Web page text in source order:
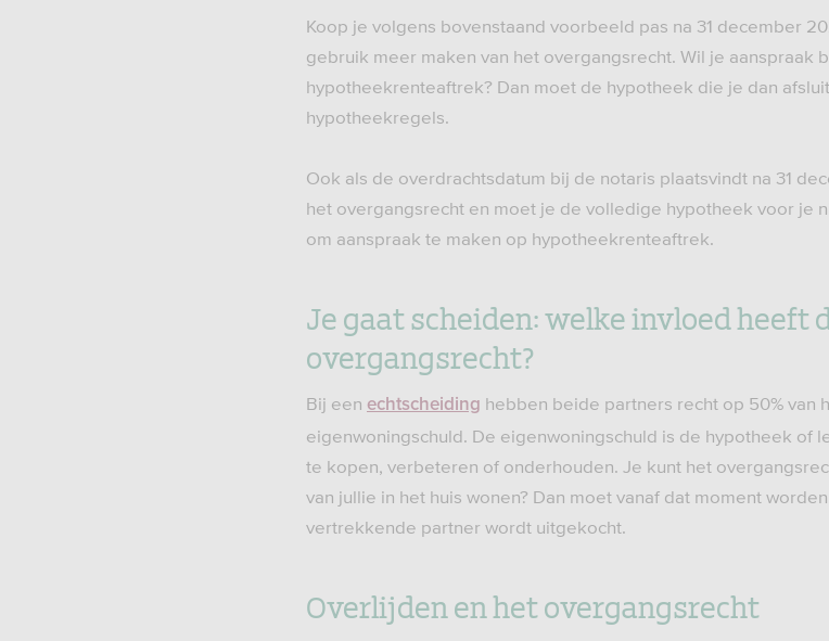
Koop je volgens bovenstaand voorbeeld pas na 31 december
gebruik meer maken van het overgangsrecht. Wil je aanspraak
hypotheekrenteaftrek? Dan moet de hypotheek die je dan
hypotheekregels.
Ook als de overdrachtsdatum bij de notaris plaatsvindt na 31
het overgangsrecht en moet je de volledige hypotheek voor je
om aanspraak te maken op hypotheekrenteaftrek.
Je gaat scheiden: welke invloed heeft
overgangsrecht?
Bij een echtscheiding hebben beide partners recht op 50% van
eigenwoningschuld. De eigenwoningschuld is de hypotheek of
te kopen, verbeteren of onderhouden. Je kunt het
van jullie in het huis wonen? Dan moet vanaf dat moment
vertrekkende partner wordt uitgekocht.
Overlijden en het overgangsrecht